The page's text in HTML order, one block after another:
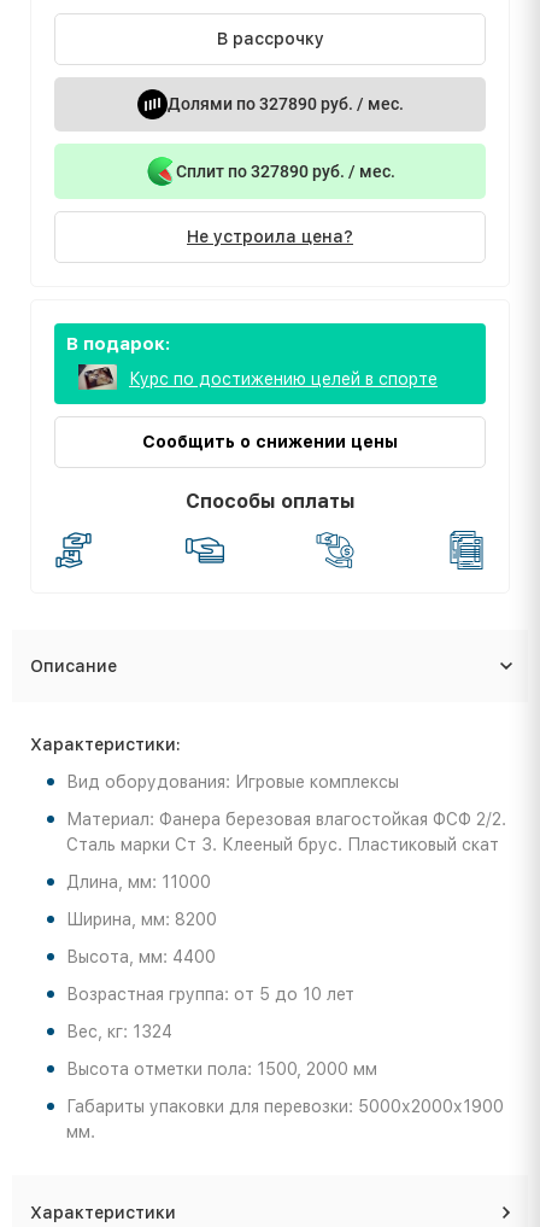
В рассрочку
Долями по 327890 руб. / мес.
Сплит по 327890 руб. / мес.
Не устроила цена?
В подарок:
Курс по достижению целей в спорте
Сообщить о снижении цены
Способы оплаты
Описание
Характеристики:
Вид оборудования: Игровые комплексы
Материал: Фанера березовая влагостойкая ФСФ 2/2.
Сталь марки Ст 3. Клееный брус. Пластиковый скат
Длина, мм: 11000
Ширина, мм: 8200
Высота, мм: 4400
Возрастная группа: от 5 до 10 лет
Вес, кг: 1324
Высота отметки пола: 1500, 2000 мм
Габариты упаковки для перевозки: 5000х2000х1900
мм.
Характеристики